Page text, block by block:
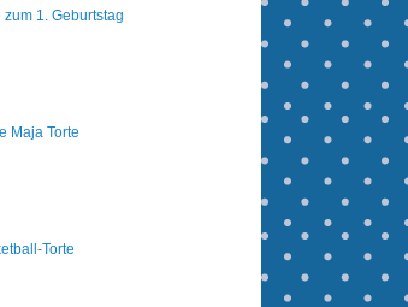
zum 1. Geburtstag
Maja Torte
Torte